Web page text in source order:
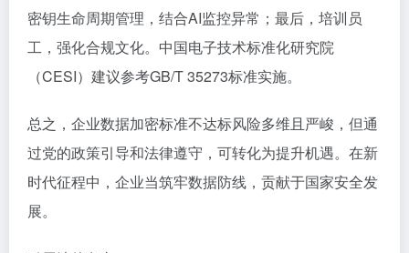
密钥生命周期管理，结合AI监控异常；最后，培训员
工，强化合规文化。中国电子技术标准化研究院
（CESI）建议参考GB/T 35273标准实施。
总之，企业数据加密标准不达标风险多维且严峻，但通
过党的政策引导和法律遵守，可转化为提升机遇。在新
时代征程中，企业当筑牢数据防线，贡献于国家安全发
展。